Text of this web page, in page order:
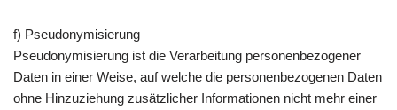
f) Pseudonymisierung
Pseudonymisierung ist die Verarbeitung personenbezogener
Daten in einer Weise, auf welche die personenbezogenen Daten
ohne Hinzuziehung zusätzlicher Informationen nicht mehr einer